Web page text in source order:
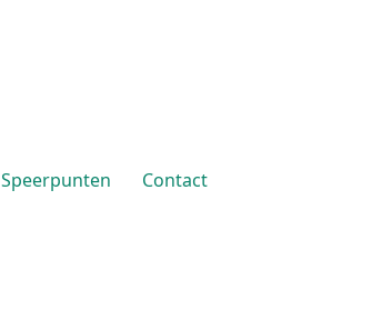
Speerpunten Contact